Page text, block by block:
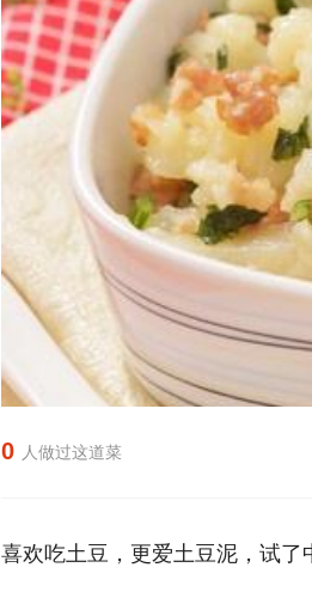
0 人做过这道菜
喜欢吃土豆，更爱土豆泥，试了